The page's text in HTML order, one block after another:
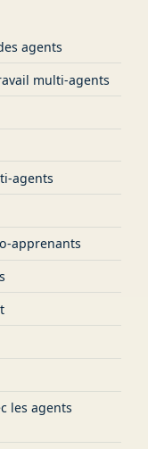
agents
multi-agents
agents
apprenants
les agents